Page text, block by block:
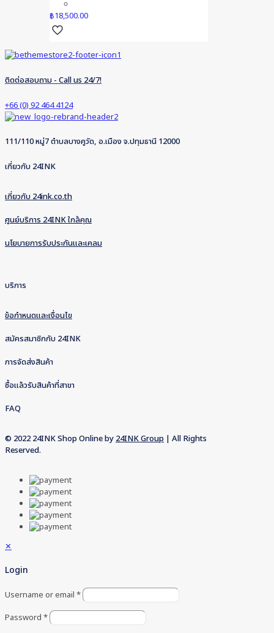
฿18,500.00
ติดต่อสอบถาม - Call us 24/7!
+66 (0) 92 464 4124
111/110 หมู่7 ตำบลบางคูวัด, อ.เมือง จ.ปทุมธานี 12000
เกี่ยวกับ 24INK
เกี่ยวกับ 24ink.co.th
ศูนย์บริการ 24INK ใกล้คุณ
นโยบายการรับประกันและเคลม
บริการ
ข้อกำหนดและเงื่อนไข
สมัครสมาชิกกับ 24INK
การจัดส่งสินค้า
ซื้อแล้วรับสินค้าที่สาขา
FAQ
© 2022 24INK Shop Online by24INK Group | All Rights
Reserved.
✕
Login
Username or email *
Password *